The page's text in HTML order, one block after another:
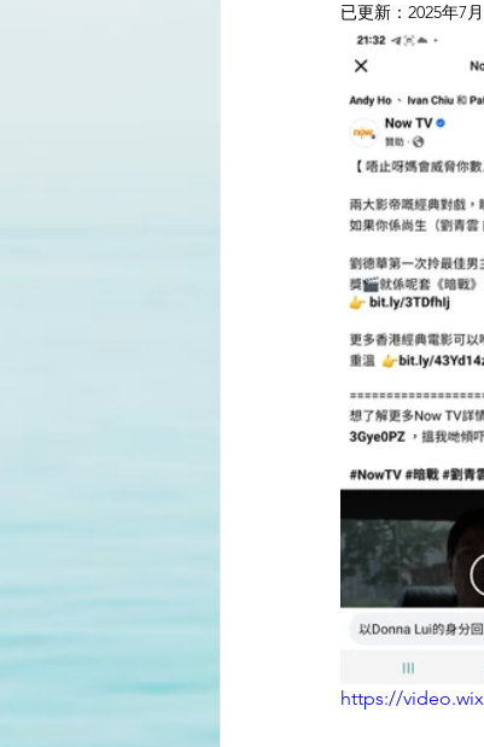
Religion | 宗教
已更新： 2025年7
https://